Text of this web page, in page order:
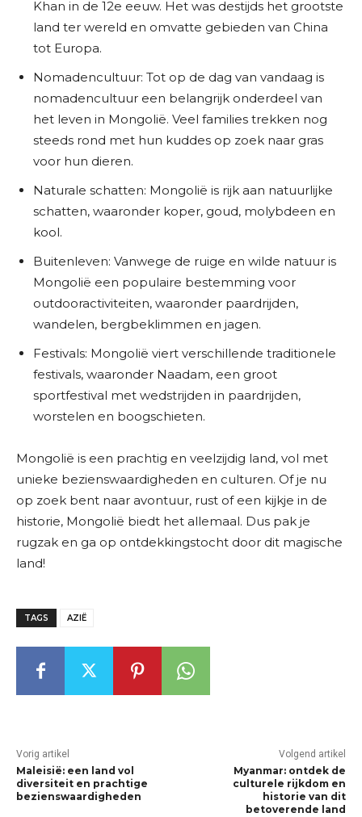
Khan in de 12e eeuw. Het was destijds het grootste
land ter wereld en omvatte gebieden van China
tot Europa.
Nomadencultuur: Tot op de dag van vandaag is
nomadencultuur een belangrijk onderdeel van
het leven in Mongolië. Veel families trekken nog
steeds rond met hun kuddes op zoek naar gras
voor hun dieren.
Naturale schatten: Mongolië is rijk aan natuurlijke
schatten, waaronder koper, goud, molybdeen en
kool.
Buitenleven: Vanwege de ruige en wilde natuur is
Mongolië een populaire bestemming voor
outdooractiviteiten, waaronder paardrijden,
wandelen, bergbeklimmen en jagen.
Festivals: Mongolië viert verschillende traditionele
festivals, waaronder Naadam, een groot
sportfestival met wedstrijden in paardrijden,
worstelen en boogschieten.
Mongolië is een prachtig en veelzijdig land, vol met
unieke bezienswaardigheden en culturen. Of je nu
op zoek bent naar avontuur, rust of een kijkje in de
historie, Mongolië biedt het allemaal. Dus pak je
rugzak en ga op ontdekkingstocht door dit magische
land!
TAGS AZIË
Vorig artikel
Maleisië: een land vol
diversiteit en prachtige
bezienswaardigheden
Volgend artikel
Myanmar: ontdek de
culturele rijkdom en
historie van dit
betoverende land